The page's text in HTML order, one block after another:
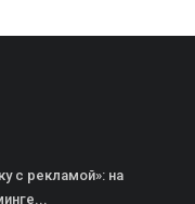
с рекламой»: на